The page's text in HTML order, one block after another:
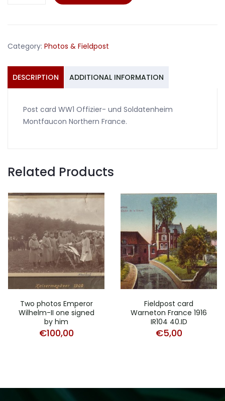
Montfaucon
quantity
Category: Photos & Fieldpost
DESCRIPTION ADDITIONAL INFORMATION
Post card WW1 Offizier- und Soldatenheim
Montfaucon Northern France.
Related Products
Two photos Emperor
Wilhelm-II one signed
by him
€100,00
Fieldpost card
Warneton France 1916
IR104 40.ID
€5,00